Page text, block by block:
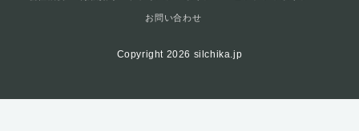
お問い合わせ
Copyright 2026 silchika.jp